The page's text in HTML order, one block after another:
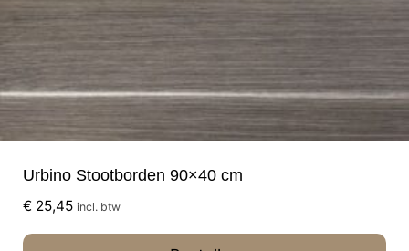
Urbino Stootborden 90×40 cm
€ 25,45 incl. btw